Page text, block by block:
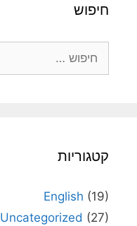
חיפוש
קטגוריות
English (19)
Uncategorized (27)